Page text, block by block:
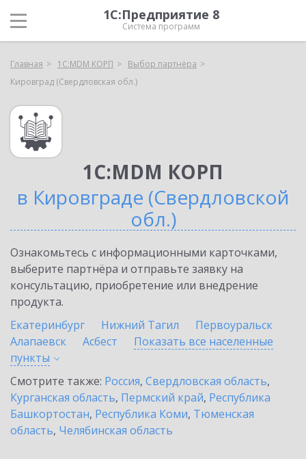
1С:Предприятие 8
Система программ
Главная 1С:MDM КОРП
Выбор партнёра
Кировград (Свердловская обл.)
1С:MDM КОРП
в Кировграде (Свердловской
обл.)
Ознакомьтесь с информационными карточками,
выберите партнёра и отправьте заявку на
консультацию, приобретение или внедрение
продукта.
Екатеринбург
Нижний Тагил
Первоуральск
Алапаевск
Асбест
Показать все населенные
пункты
Смотрите также: Россия, Свердловская область,
Курганская область, Пермский край, Республика
Башкортостан, Республика Коми, Тюменская
область, Челябинская область